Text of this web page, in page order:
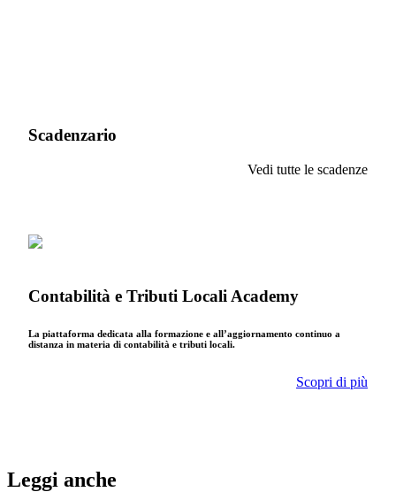
Scadenzario
Vedi tutte le scadenze
Contabilità e Tributi Locali Academy
La piattaforma dedicata alla formazione e all’aggiornamento continuo a
distanza in materia di contabilità e tributi locali.
Scopri di più
Leggi anche